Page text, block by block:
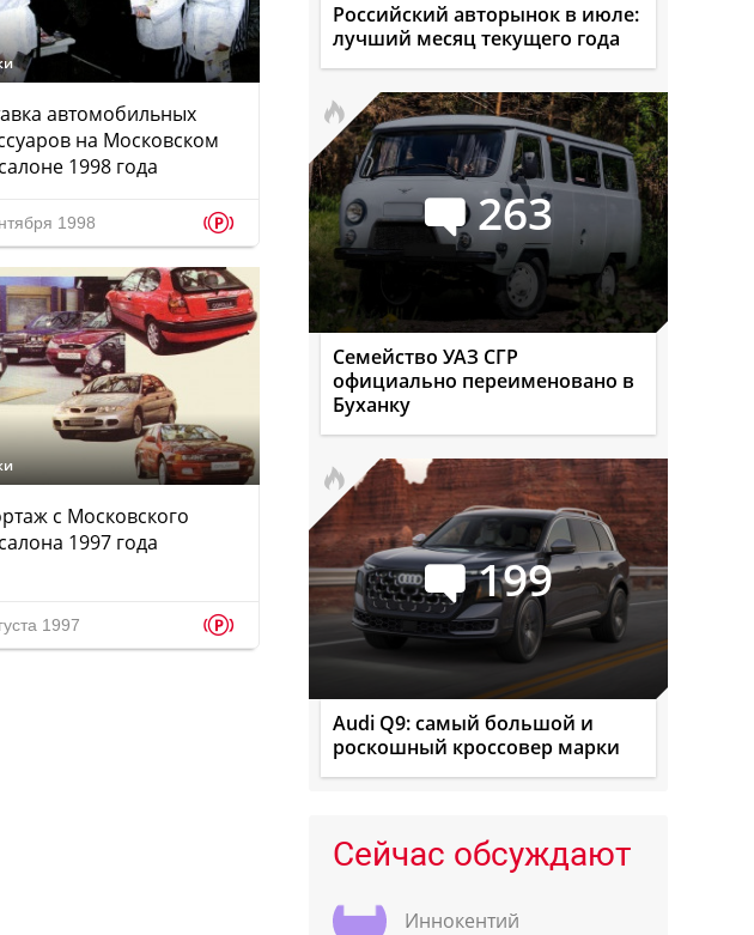
автомобильных
на Московском
1998 года
1998 p
с Московского
1997 года
1997 p
Российский авторынок в июле:
лучший месяц текущего года
263
Семейство УАЗ СГР
официально переименовано в
Буханку
199
Audi Q9: самый большой и
роскошный кроссовер марки
Сейчас обсуждают
Иннокентий